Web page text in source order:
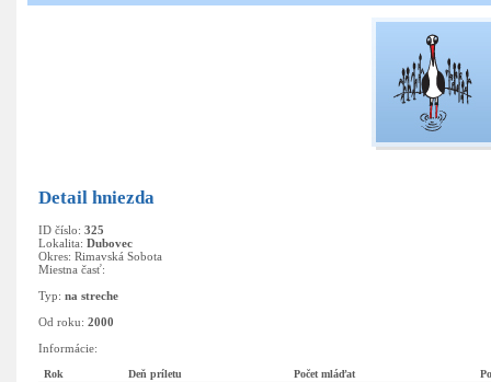
Detail hniezda
ID číslo: 325
Lokalita: Dubovec
Okres: Rimavská Sobota
Miestna časť:
Typ: na streche
Od roku: 2000
Informácie:
Rok Deň príletu Počet mláďat